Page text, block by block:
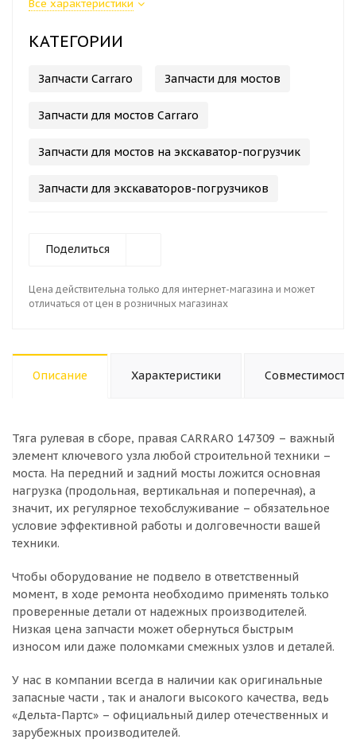
Все характеристики
КАТЕГОРИИ
Запчасти Carraro Запчасти для мостов
Запчасти для мостов Carraro
Запчасти для мостов на экскаватор-погрузчик
Запчасти для экскаваторов-погрузчиков
Поделиться
Цена действительна только для интернет-магазина и может
отличаться от цен в розничных магазинах
Описание Характеристики Совместимость
Тяга рулевая в сборе, правая CARRARO 147309 – важный
элемент ключевого узла любой строительной техники –
моста. На передний и задний мосты ложится основная
нагрузка (продольная, вертикальная и поперечная), а
значит, их регулярное техобслуживание – обязательное
условие эффективной работы и долговечности вашей
техники.
Чтобы оборудование не подвело в ответственный
момент, в ходе ремонта необходимо применять только
проверенные детали от надежных производителей.
Низкая цена запчасти может обернуться быстрым
износом или даже поломками смежных узлов и деталей.
У нас в компании всегда в наличии как оригинальные
запасные части , так и аналоги высокого качества, ведь
«Дельта-Партс» – официальный дилер отечественных и
зарубежных производителей.